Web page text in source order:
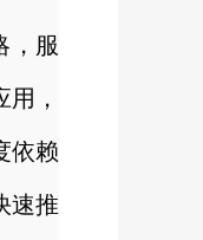
，服
，
依赖
速推